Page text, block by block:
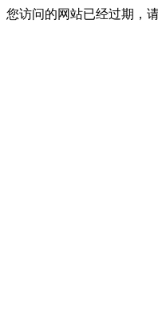
您访问的网站已经过期，